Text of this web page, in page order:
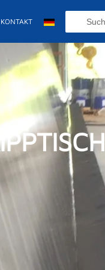
KONTAKT
ES(Spanisch
Deutsch